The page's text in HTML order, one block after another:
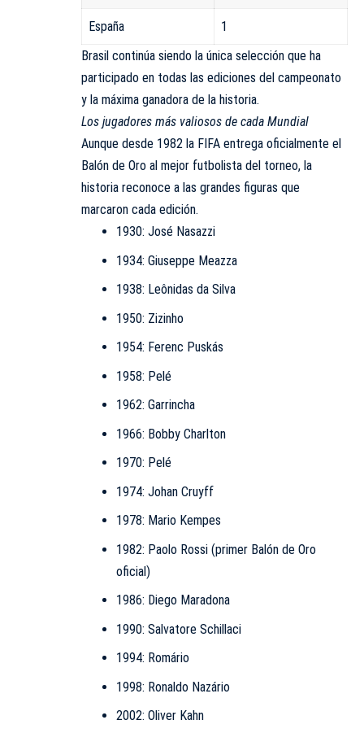
España
1
Brasil continúa siendo la única selección que ha
participado en todas las ediciones del campeonato
y la máxima ganadora de la historia.
Los jugadores más valiosos de cada Mundial
Aunque desde 1982 la FIFA entrega oficialmente el
Balón de Oro al mejor futbolista del torneo, la
historia reconoce a las grandes figuras que
marcaron cada edición.
1930: José Nasazzi
1934: Giuseppe Meazza
1938: Leônidas da Silva
1950: Zizinho
1954: Ferenc Puskás
1958: Pelé
1962: Garrincha
1966: Bobby Charlton
1970: Pelé
1974: Johan Cruyff
1978: Mario Kempes
1982: Paolo Rossi (primer Balón de Oro
oficial)
1986: Diego Maradona
1990: Salvatore Schillaci
1994: Romário
1998: Ronaldo Nazário
2002: Oliver Kahn